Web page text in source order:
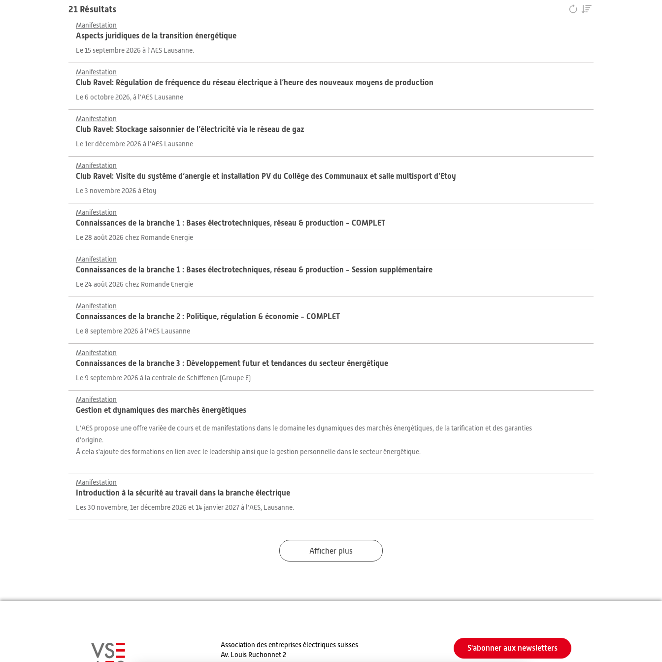
21 Résultats
Manifestation
Aspects juridiques de la transition énergétique
Le 15 septembre 2026 à l'AES Lausanne.
Manifestation
Club Ravel: Régulation de fréquence du réseau électrique à l’heure des nouveaux moyens de production
Le 6 octobre 2026, à l'AES Lausanne
Manifestation
Club Ravel: Stockage saisonnier de l’électricité via le réseau de gaz
Le 1er décembre 2026 à l'AES Lausanne
Manifestation
Club Ravel: Visite du système d’anergie et installation PV du Collège des Communaux et salle multisport d’Etoy
Le 3 novembre 2026 à Etoy
Manifestation
Connaissances de la branche 1 : Bases électrotechniques, réseau & production - COMPLET
Le 28 août 2026 chez Romande Energie
Manifestation
Connaissances de la branche 1 : Bases électrotechniques, réseau & production - Session supplémentaire
Le 24 août 2026 chez Romande Energie
Manifestation
Connaissances de la branche 2 : Politique, régulation & économie - COMPLET
Le 8 septembre 2026 à l'AES Lausanne
Manifestation
Connaissances de la branche 3 : Développement futur et tendances du secteur énergétique
Le 9 septembre 2026 à la centrale de Schiffenen (Groupe E)
Manifestation
Gestion et dynamiques des marchés énergétiques
L'AES propose une offre variée de cours et de manifestations dans le domaine les dynamiques des marchés énergétiques, de la tarification et des garanties
d'origine.
À cela s'ajoute des formations en lien avec le leadership ainsi que la gestion personnelle dans le secteur énergétique.
Manifestation
Introduction à la sécurité au travail dans la branche électrique
Les 30 novembre, 1er décembre 2026 et 14 janvier 2027 à l'AES, Lausanne.
Afficher plus
Association des entreprises électriques suisses
Av. Louis Ruchonnet 2
S'abonner aux newsletters